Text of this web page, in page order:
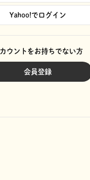
Yahoo!でログイン
ウントをお持ちでない方
会員登録